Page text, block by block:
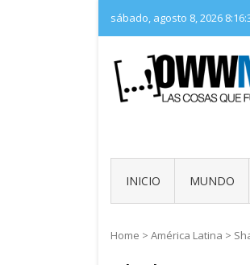
content
sábado, agosto 8, 2026
INICIO MUNDO
Home > América Latina >